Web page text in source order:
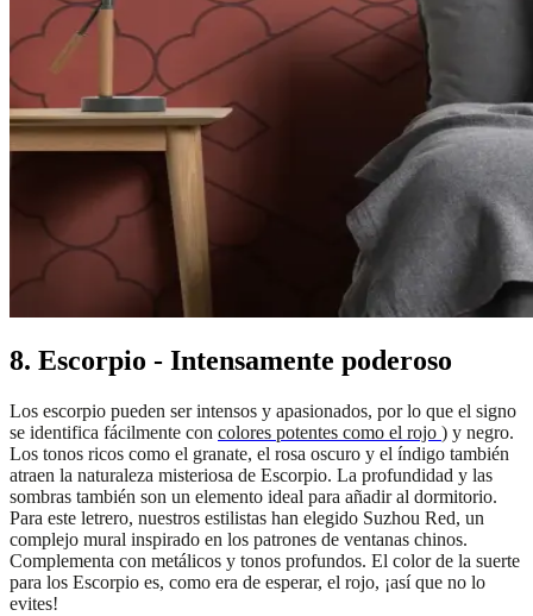
8. Escorpio - Intensamente poderoso
Los escorpio pueden ser intensos y apasionados, por lo que el signo
se identifica fácilmente con colores potentes como el rojo ) y negro.
Los tonos ricos como el granate, el rosa oscuro y el índigo también
atraen la naturaleza misteriosa de Escorpio. La profundidad y las
sombras también son un elemento ideal para añadir al dormitorio.
Para este letrero, nuestros estilistas han elegido Suzhou Red, un
complejo mural inspirado en los patrones de ventanas chinos.
Complementa con metálicos y tonos profundos. El color de la suerte
para los Escorpio es, como era de esperar, el rojo, ¡así que no lo
evites!